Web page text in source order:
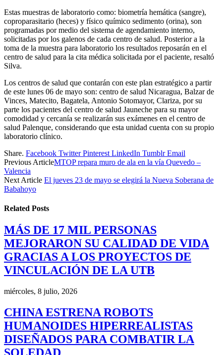
Estas muestras de laboratorio como: biometría hemática (sangre),
coproparasitario (heces) y físico químico sedimento (orina), son
programadas por medio del sistema de agendamiento interno,
solicitadas por los galenos de cada centro de salud. Posterior a la
toma de la muestra para laboratorio los resultados reposarán en el
centro de salud para la cita médica solicitada por el paciente, resaltó
Silva.
Los centros de salud que contarán con este plan estratégico a partir
de este lunes 06 de mayo son: centro de salud Nicaragua, Balzar de
Vinces, Matecito, Bagatela, Antonio Sotomayor, Clariza, por su
parte los pacientes del centro de salud Jauneche para su mayor
comodidad y cercanía se realizarán sus exámenes en el centro de
salud Palenque, considerando que esta unidad cuenta con su propio
laboratorio clínico.
Share. Facebook Twitter Pinterest LinkedIn Tumblr Email
Previous ArticleMTOP repara muro de ala en la vía Quevedo –
Valencia
Next Article El jueves 23 de mayo se elegirá la Nueva Soberana de
Babahoyo
Related Posts
MÁS DE 17 MIL PERSONAS
MEJORARON SU CALIDAD DE VIDA
GRACIAS A LOS PROYECTOS DE
VINCULACIÓN DE LA UTB
miércoles, 8 julio, 2026
CHINA ESTRENA ROBOTS
HUMANOIDES HIPERREALISTAS
DISEÑADOS PARA COMBATIR LA